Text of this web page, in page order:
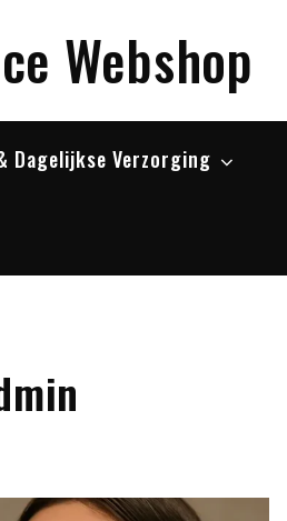
Webshop
Dagelijkse Verzorging